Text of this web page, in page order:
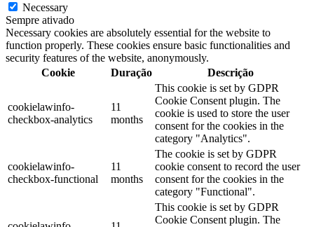
Necessary
Sempre ativado
Necessary cookies are absolutely essential for the website to
function properly. These cookies ensure basic functionalities and
security features of the website, anonymously.
Cookie
Duração Descrição
cookielawinfo-
checkbox-analytics
11
months
This cookie is set by GDPR
Cookie Consent plugin. The
cookie is used to store the user
consent for the cookies in the
category "Analytics".
cookielawinfo-
checkbox-functional
11
months
The cookie is set by GDPR
cookie consent to record the user
consent for the cookies in the
category "Functional".
This cookie is set by GDPR
Cookie Consent plugin. The